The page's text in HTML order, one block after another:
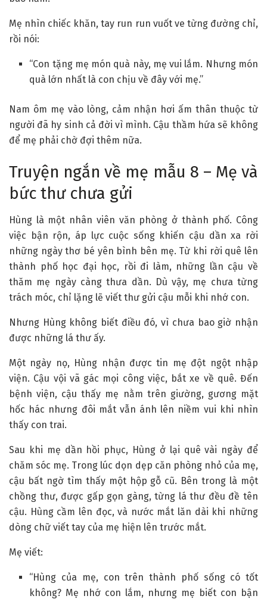
Mẹ nhìn chiếc khăn, tay run run vuốt ve từng đường chỉ,
rồi nói:
“Con tặng mẹ món quà này, mẹ vui lắm. Nhưng món
quà lớn nhất là con chịu về đây với mẹ.”
Nam ôm mẹ vào lòng, cảm nhận hơi ấm thân thuộc từ
người đã hy sinh cả đời vì mình. Cậu thầm hứa sẽ không
để mẹ phải chờ đợi thêm nữa.
Truyện ngắn về mẹ mẫu 8 – Mẹ và
bức thư chưa gửi
Hùng là một nhân viên văn phòng ở thành phố. Công
việc bận rộn, áp lực cuộc sống khiến cậu dần xa rời
những ngày thơ bé yên bình bên mẹ. Từ khi rời quê lên
thành phố học đại học, rồi đi làm, những lần cậu về
thăm mẹ ngày càng thưa dần. Dù vậy, mẹ chưa từng
trách móc, chỉ lặng lẽ viết thư gửi cậu mỗi khi nhớ con.
Nhưng Hùng không biết điều đó, vì chưa bao giờ nhận
được những lá thư ấy.
Một ngày nọ, Hùng nhận được tin mẹ đột ngột nhập
viện. Cậu vội vã gác mọi công việc, bắt xe về quê. Đến
bệnh viện, cậu thấy mẹ nằm trên giường, gương mặt
hốc hác nhưng đôi mắt vẫn ánh lên niềm vui khi nhìn
thấy con trai.
Sau khi mẹ dần hồi phục, Hùng ở lại quê vài ngày để
chăm sóc mẹ. Trong lúc dọn dẹp căn phòng nhỏ của mẹ,
cậu bất ngờ tìm thấy một hộp gỗ cũ. Bên trong là một
chồng thư, được gấp gọn gàng, từng lá thư đều đề tên
cậu. Hùng cầm lên đọc, và nước mắt lăn dài khi những
dòng chữ viết tay của mẹ hiện lên trước mắt.
Mẹ viết:
“Hùng của mẹ, con trên thành phố sống có tốt
không? Mẹ nhớ con lắm, nhưng mẹ biết con bận